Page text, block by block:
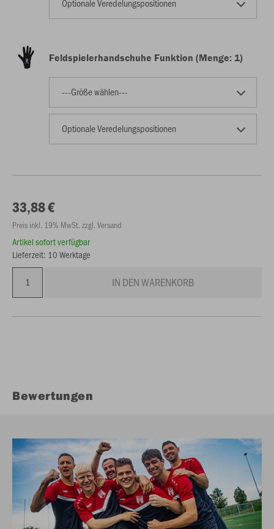
Optionale Veredelungspositionen
Feldspielerhandschuhe Funktion (Menge: 1)
---Größe wählen---
Optionale Veredelungspositionen
33,88 €
Preis inkl. 19% MwSt. zzgl. Versand
Artikel sofort verfügbar
Lieferzeit: 10 Werktage
IN DEN WARENKORB
Bewertungen